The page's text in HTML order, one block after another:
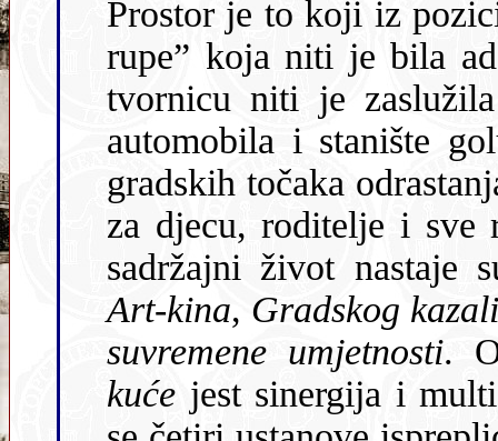
Prostor je to koji iz
rupe” koja niti je bila
tvornicu niti je
automobila i stanište
gradskih točaka
za djecu, roditelje i sve
sadržajni život nastaje
Art-kina, Gradskog
suvremene umjetnosti.
kuće jest sinergija i